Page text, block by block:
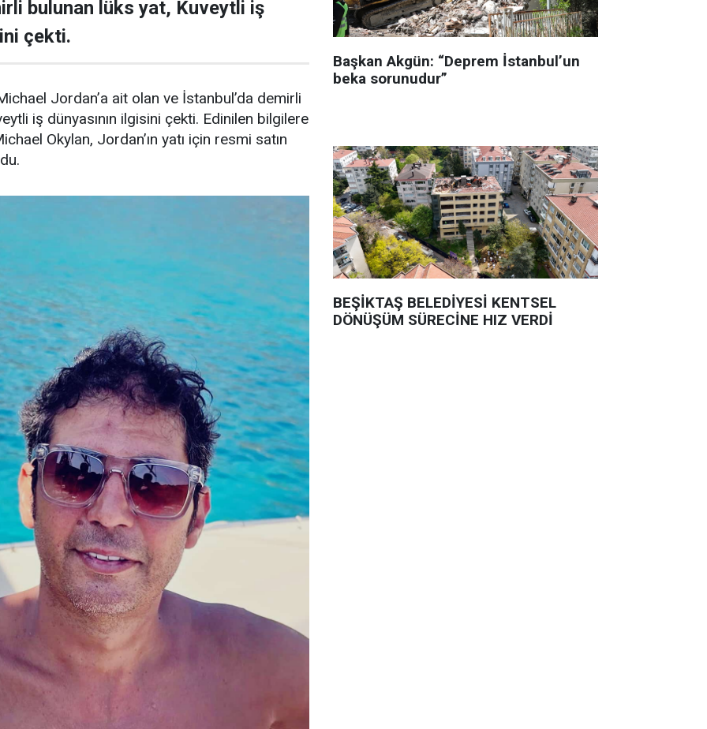
bulunan lüks yat, Kuveytli iş
çekti.
Jordan’a ait olan ve İstanbul’da demirli
iş dünyasının ilgisini çekti. Edinilen bilgilere
Okylan, Jordan’ın yatı için resmi satın
Başkan Akgün: “Deprem İstanbul’un
beka sorunudur”
BEŞİKTAŞ BELEDİYESİ KENTSEL
DÖNÜŞÜM SÜRECİNE HIZ VERDİ